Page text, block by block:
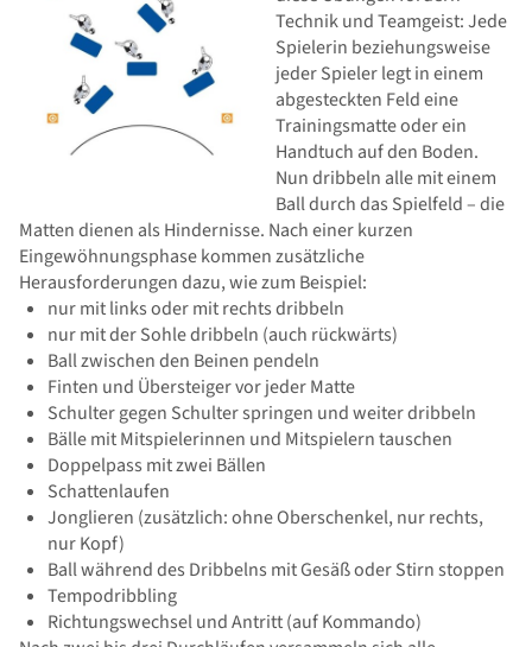
Technik und Teamgeist: Jede
Spielerin beziehungsweise
jeder Spieler legt in einem
abgesteckten Feld eine
Trainingsmatte oder ein
Handtuch auf den Boden.
Nun dribbeln alle mit einem
Ball durch das Spielfeld – die
Matten dienen als Hindernisse. Nach einer kurzen
Eingewöhnungsphase kommen zusätzliche
Herausforderungen dazu, wie zum Beispiel:
nur mit links oder mit rechts dribbeln
nur mit der Sohle dribbeln (auch rückwärts)
Ball zwischen den Beinen pendeln
Finten und Übersteiger vor jeder Matte
Schulter gegen Schulter springen und weiter dribbeln
Bälle mit Mitspielerinnen und Mitspielern tauschen
Doppelpass mit zwei Bällen
Schattenlaufen
Jonglieren (zusätzlich: ohne Oberschenkel, nur rechts,
nur Kopf)
Ball während des Dribbelns mit Gesäß oder Stirn stoppen
Tempodribbling
Richtungswechsel und Antritt (auf Kommando)